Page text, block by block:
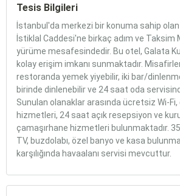
Tesis Bilgileri
İstanbul'da merkezi bir konuma sahip
İstiklal Caddesi'ne birkaç adım ve Taksim
yürüme mesafesindedir. Bu otel, Galata
kolay erişim imkanı sunmaktadır.
restoranda yemek yiyebilir, iki bar/
birinde dinlenebilir ve 24 saat oda
Sunulan olanaklar arasında ücretsiz Wi-Fi,
hizmetleri, 24 saat açık resepsiyon ve
çamaşırhane hizmetleri bulunmaktadır. 35
TV, buzdolabı, özel banyo ve kasa
karşılığında havaalanı servisi mevcuttur.